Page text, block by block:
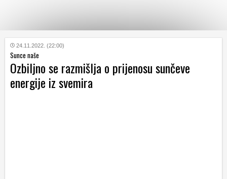
KATEGORIJE
HRVATSKI
WEB
24.11.2022. (22:00)
Sunce naše
Ozbiljno se razmišlja o prijenosu sunčeve
energije iz svemira